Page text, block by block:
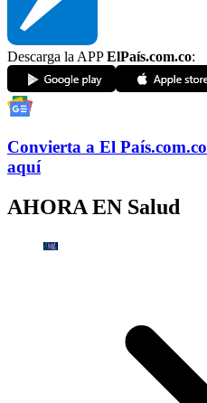
Descarga la APPElPaís.com.co:
Convierta a El País.com.co
aquí
AHORA EN Salud